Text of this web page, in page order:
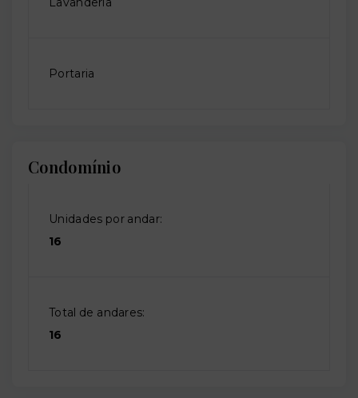
Portaria
Condomínio
Unidades por andar:
16
Total de andares:
16